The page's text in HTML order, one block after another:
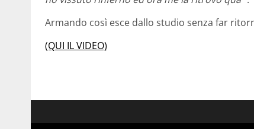
Armando così esce dallo studio senza far
(QUI IL VIDEO)